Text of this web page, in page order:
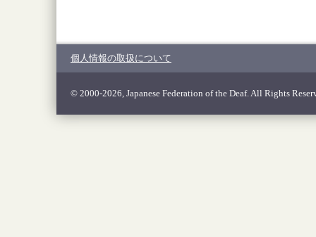
個人情報の取扱について
© 2000-2026, Japanese Federation of the Deaf. All Rights